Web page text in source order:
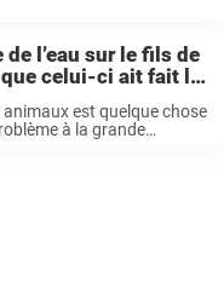
l’eau sur le fils de
celui-ci ait fait la
chat
est quelque chose
à la grande